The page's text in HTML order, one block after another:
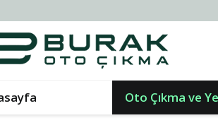
Oto Çıkma ve